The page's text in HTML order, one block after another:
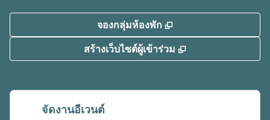
จองกลุ่มห้องพัก ,
สร้างเว็บไซต์ผู้เข้าร่วม ,
จัดงานอีเวนต์